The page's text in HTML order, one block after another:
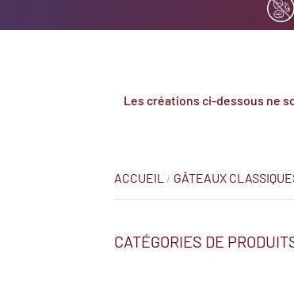
Les créations ci-dessous ne
ACCUEIL / GÂTEAUX
CATÉGORIES DE